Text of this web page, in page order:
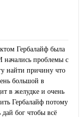
Гербалайф была
начались проблемы с
найти причину что
большой в
в желудке и очень
Гербалайф потому
дай бог чтобы всё